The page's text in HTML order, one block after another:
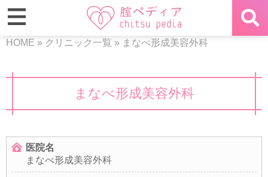
HOME » クリニック一覧 » まなべ形成美容外科
まなべ形成美容外科
医院名
まなべ形成美容外科